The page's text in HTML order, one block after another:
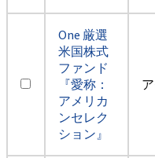
One 厳選
米国株式
ファンド
『愛称：
アメリカ
ンセレク
ション』